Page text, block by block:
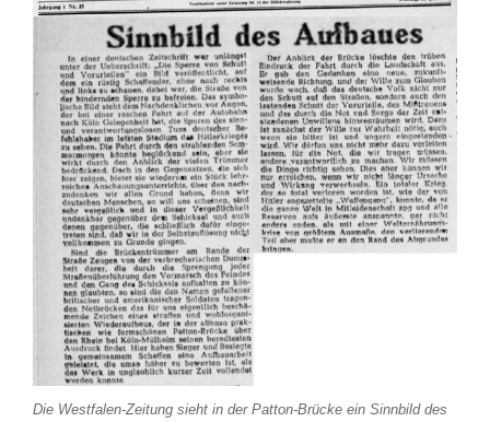
Die Westfalen-Zeitung sieht in der Patton-Brücke ein Sinnbild des